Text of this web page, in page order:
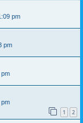
pm
pm
pm
pm
1 2